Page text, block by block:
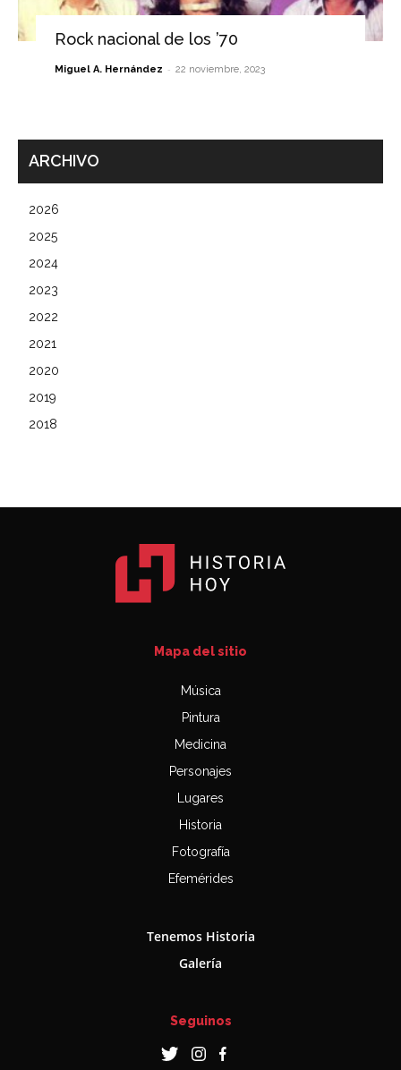
Rock nacional de los ’70
Miguel A. Hernández - 22 noviembre, 2023
ARCHIVO
2026
2025
2024
2023
2022
2021
2020
2019
2018
Mapa del sitio
Música
Pintura
Medicina
Personajes
Lugares
Historia
Fotografía
Efemérides
Tenemos Historia
Galería
Seguinos